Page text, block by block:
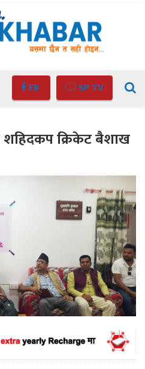
FB SP TV
क्रिकेट बैशाख